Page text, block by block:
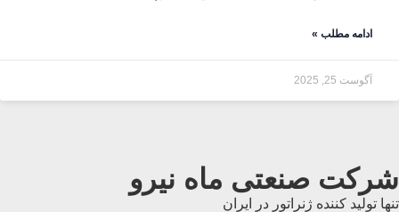
ادامه مطلب »
آگوست 25, 2025
شرکت صنعتی ماه نیرو
تنها تولید کننده ژنراتور در ایران